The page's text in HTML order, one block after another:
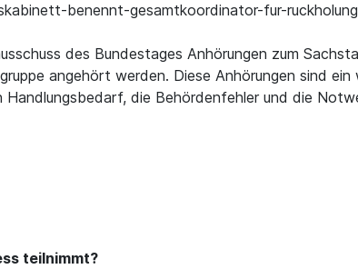
benennt-gesamtkoordinator-fur-
des Bundestages Anhörungen zum
angehört werden. Diese Anhörungen sind ein
die Behördenfehler und die
teilnimmt?